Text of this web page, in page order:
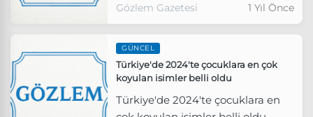
Gözlem Gazetesi 1 Yıl Önce
GÜNCEL
Türkiye'de 2024'te çocuklara en çok
koyulan isimler belli oldu
Türkiye'de 2024'te çocuklara en